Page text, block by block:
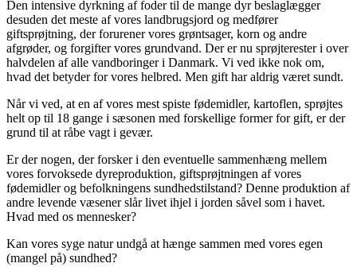
Den intensive dyrkning af foder til de mange dyr beslaglægger
desuden det meste af vores landbrugsjord og medfører
giftsprøjtning, der forurener vores grøntsager, korn og andre
afgrøder, og forgifter vores grundvand. Der er nu sprøjterester i over
halvdelen af alle vandboringer i Danmark. Vi ved ikke nok om,
hvad det betyder for vores helbred. Men gift har aldrig været sundt.
Når vi ved, at en af vores mest spiste fødemidler, kartoflen, sprøjtes
helt op til 18 gange i sæsonen med forskellige former for gift, er der
grund til at råbe vagt i gevær.
Er der nogen, der forsker i den eventuelle sammenhæng mellem
vores forvoksede dyreproduktion, giftsprøjtningen af vores
fødemidler og befolkningens sundhedstilstand? Denne produktion af
andre levende væsener slår livet ihjel i jorden såvel som i havet.
Hvad med os mennesker?
Kan vores syge naturundgå at hænge sammen med vores egen
(mangel på) sundhed?